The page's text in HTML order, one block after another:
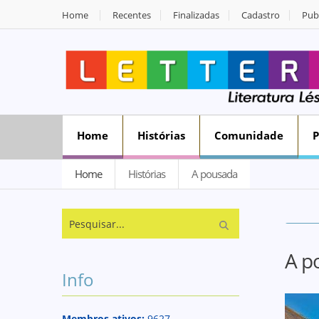
Home Recentes Finalizadas Cadastro
Home Histórias Comunidade
Home Histórias A pousada
Info
A